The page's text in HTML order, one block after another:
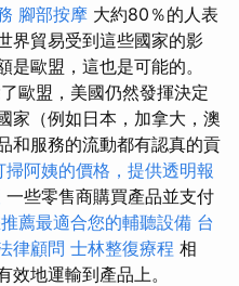
腳部按摩 大約80％的人表
界貿易受到這些國家的影
歐盟，這也是可能的。
歐盟，美國仍然發揮決定
家（例如日本，加拿大，澳
和服務的流動都有認真的貢
掃阿姨的價格，提供透明報
一些零售商購買產品並支付
薦最適合您的輔聽設備 台
律顧問 士林整復療程 相
效地運輸到產品上。